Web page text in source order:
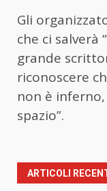
Gli
che ci salverà
grande
riconoscere
non è
spazio”.
ARTICOLI